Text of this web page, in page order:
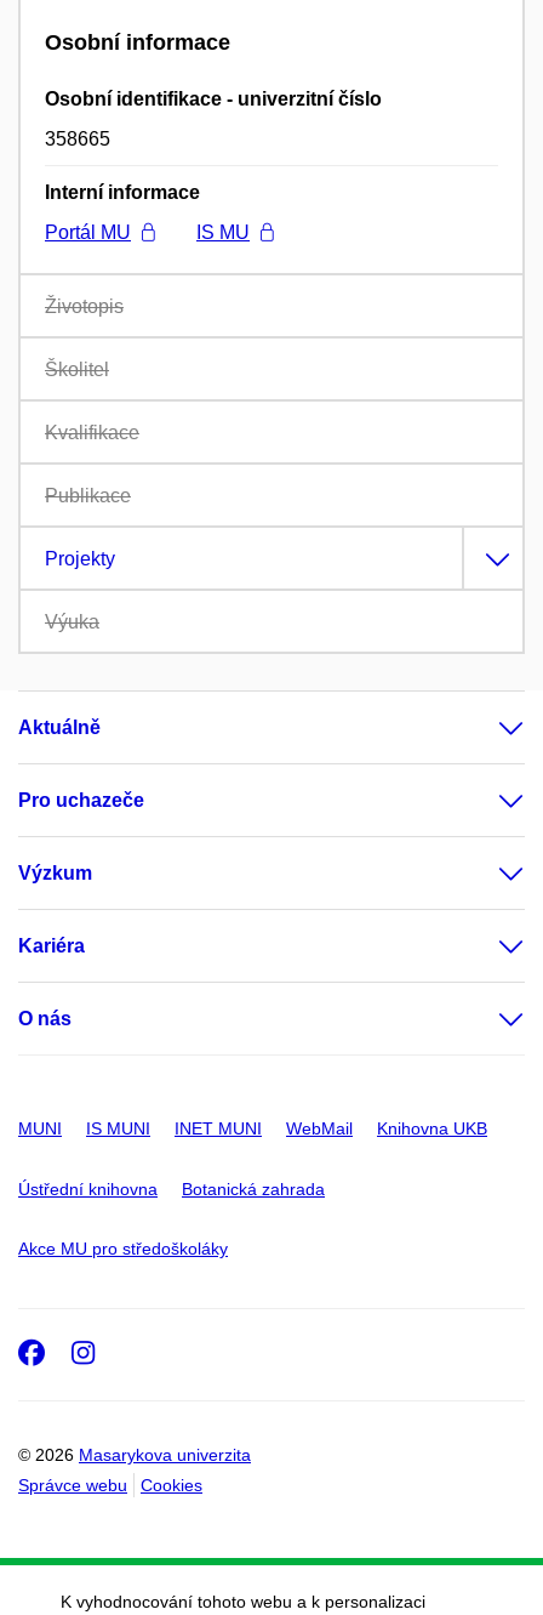
Osobní informace
Osobní identifikace - univerzitní číslo
358665
Interní informace
Portál MU
IS MU
Životopis
Školitel
Kvalifikace
Publikace
Projekty
Výuka
Aktuálně
Pro uchazeče
Výzkum
Kariéra
O nás
MUNI IS MUNI INET MUNI WebMail Knihovna UKB
Ústřední knihovna Botanická zahrada
Akce MU pro středoškoláky
© 2026 Masarykova univerzita
Správce webu
Cookies
Facebook
Instagram
K vyhodnocování tohoto webu a k personalizaci